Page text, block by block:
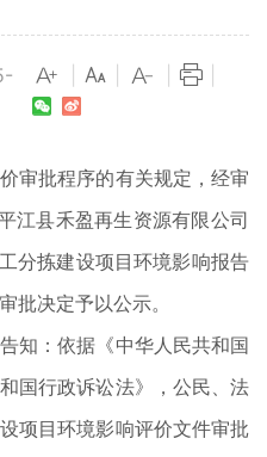
批程序的有关规定，经审
江县禾盈再生资源有限公司
分拣建设项目环境影响报告
批决定予以公示。
：依据《中华人民共和国
国行政诉讼法》，公民、法
项目环境影响评价文件审批